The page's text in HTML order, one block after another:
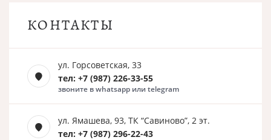
КОНТАКТЫ
ул. Горсоветская, 33
тел: +7 (987) 226-33-55
звоните в whatsapp или telegram
ул. Ямашева, 93, ТК “Савиново”, 2 эт.
тел: +7 (987) 296-22-43